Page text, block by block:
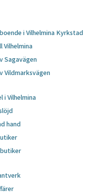
i Vilhelmina Kyrkstad
Vilhelmina
Sagavägen
Vildmarksvägen
i Vilhelmina
hand